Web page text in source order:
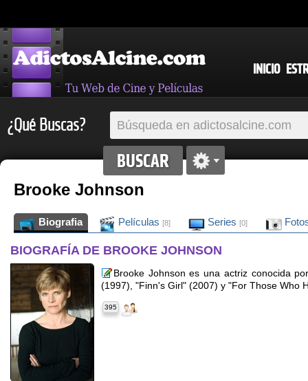
INICIO
¿Qué Buscas?
Brooke Johnson
Biografia Películas [8] Series [0]
BIOGRAFÍA DE BROOKE JOHNSON
Brooke Johnson es una actriz conocida
(1997), "Finn's Girl" (2007) y "For Those Who
395